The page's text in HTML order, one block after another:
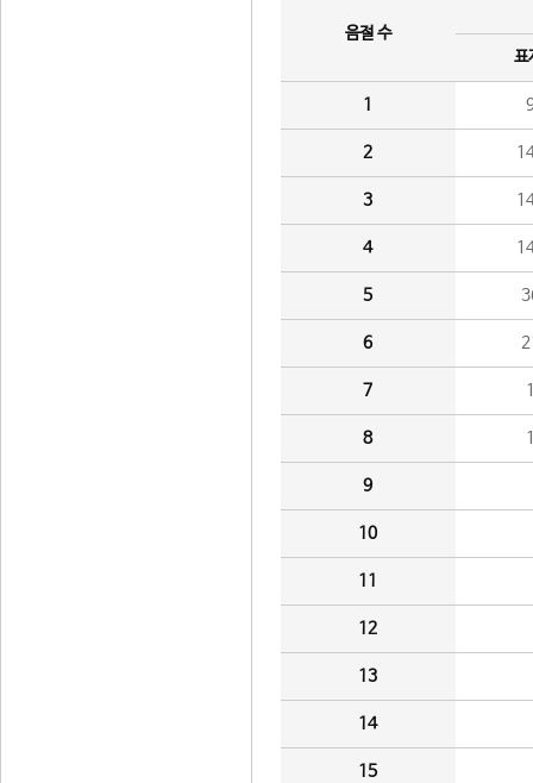
음절 수
표
1
2
3
4
5
6
7
8
9
10
11
12
13
14
15